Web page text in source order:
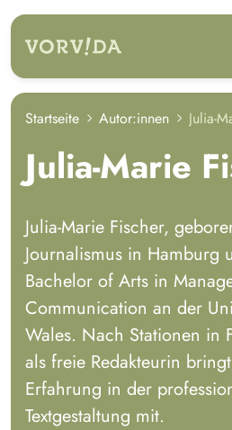
zum Hauptinhalt springen
Startseite Autor:innen Julia-
Julia-Marie
Julia-Marie Fischer,
Journalismus in Hamburg
Bachelor of Arts in
Communication an der
Wales. Nach Stationen in
als freie Redakteurin
Erfahrung in der
Textgestaltung mit.